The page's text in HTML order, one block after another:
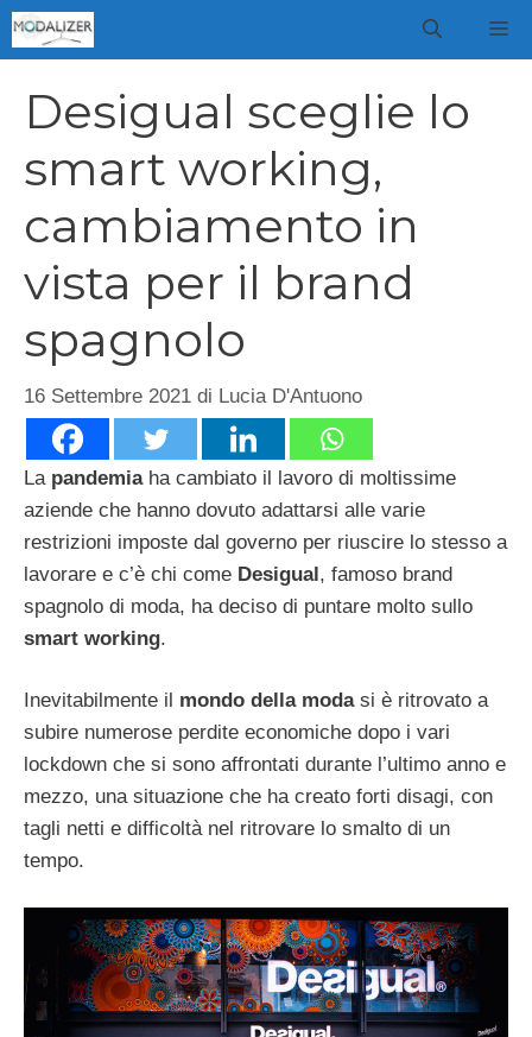
Vai
al
Desigual sceglie lo
smart working,
cambiamento in
vista per il brand
spagnolo
16 Settembre 2021 di Lucia D'Antuono
La pandemiaha cambiato il lavoro di moltissime
aziende che hanno dovuto adattarsi alle varie
restrizioni imposte dal governo per riuscire lo stesso a
lavorare e c’è chi come Desigual, famoso brand
spagnolo di moda, ha deciso di puntare molto sullo
smart working.
Inevitabilmente il mondo della modasi è ritrovato a
subire numerose perdite economiche dopo i vari
lockdown che si sono affrontati durante l’ultimo anno e
mezzo, una situazione che ha creato forti disagi, con
tagli netti e difficoltà nel ritrovare lo smalto di un
tempo.